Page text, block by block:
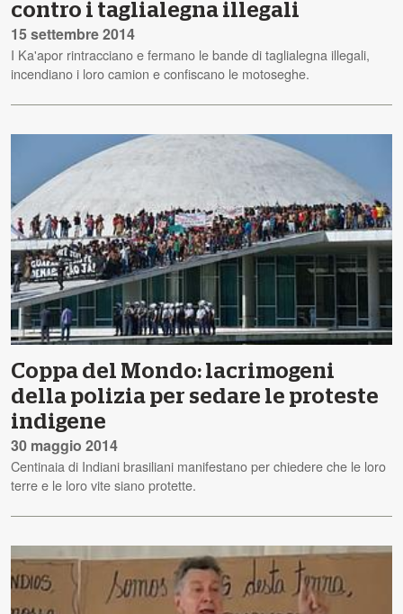
contro i taglialegna illegali
15 settembre 2014
I Ka'apor rintracciano e fermano le bande di taglialegna illegali,
incendiano i loro camion e confiscano le motoseghe.
Coppa del Mondo: lacrimogeni
della polizia per sedare le proteste
indigene
30 maggio 2014
Centinaia di Indiani brasiliani manifestano per chiedere che le loro
terre e le loro vite siano protette.